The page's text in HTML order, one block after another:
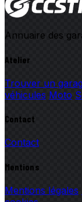
Annuaire des
Atelier
Trouver un
véhicules Moto
Contact
Contact
Mentions
Mentions légales